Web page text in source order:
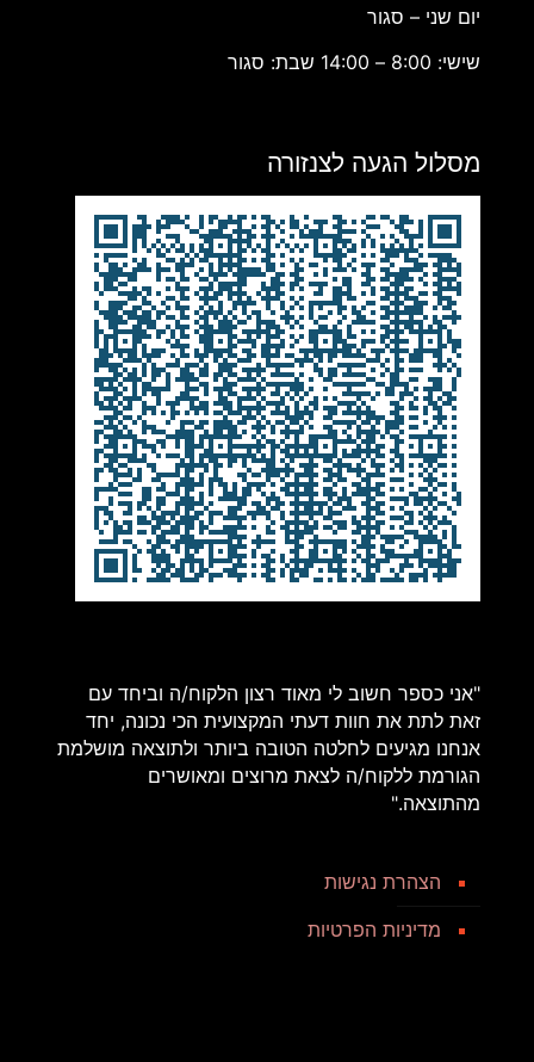
יום שני – סגור
שישי: 8:00 – 14:00 שבת: סגור
מסלול הגעה לצנזורה
"אני כספר חשוב לי מאוד רצון הלקוח/ה וביחד עם
זאת לתת את חוות דעתי המקצועית הכי נכונה, יחד
אנחנו מגיעים לחלטה הטובה ביותר ולתוצאה מושלמת
הגורמת ללקוח/ה לצאת מרוצים ומאושרים
מהתוצאה."
הצהרת נגישות
מדיניות הפרטיות